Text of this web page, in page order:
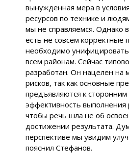
вынужденная мера в
ресурсов по технике и
мы не справляемся. Однако
есть не совсем корректные
необходимо
всем районам. Сейчас
разработан. Он нацелен на
рисков, так как основные
предъявляются к
эффективность
чтобы речь шла не об
достижении результата.
перспективе мы увидим
пояснил Стефанов.